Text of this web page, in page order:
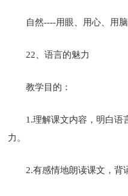
自然----用眼、用心、用脑
22、语言的魅力
教学目的：
1.理解课文内容，明白语
力。
2.有感情地朗读课文，背